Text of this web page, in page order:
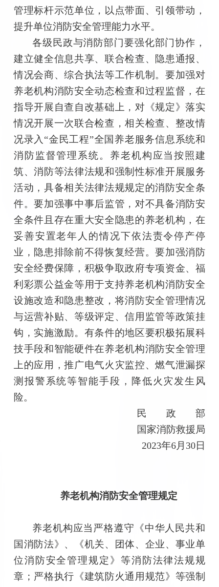
管理标杆示范单位，以点带面、引领带动，
提升单位消防安全管理能力水平。
各级民政与消防部门要强化部门协作，
建立健全信息共享、联合检查、隐患通报、
情况会商、综合执法等工作机制。要加强对
养老机构消防安全动态检查和过程监督，在
指导开展自查自改基础上，对《规定》落实
情况开展一次联合检查，相关检查、整改情
况录入“金民工程”全国养老服务信息系统和
消防监督管理系统。养老机构应当按照建
筑、消防等法律法规和强制性标准开展服务
活动，具备相关法律法规规定的消防安全条
件。要加强事中事后监管，对不具备消防安
全条件且存在重大安全隐患的养老机构，在
妥善安置老年人的情况下依法责令停产停
业，隐患排除前不得恢复经营。要加强消防
安全经费保障，积极争取政府专项资金、福
利彩票公益金等用于支持养老机构消防安全
设施改造和隐患整改，将消防安全管理情况
与运营补贴、等级评定、信用监管等政策挂
钩，实施激励。有条件的地区要积极拓展科
技手段和智能硬件在养老机构消防安全管理
上的应用，推广电气火灾监控、燃气泄漏探
测报警系统等智能手段，降低火灾发生风
险。
民 政 部
国家消防救援局
2023年6月30日
养老机构消防安全管理规定
养老机构应当严格遵守《中华人民共和
国消防法》、《机关、团体、企业、事业单
位消防安全管理规定》等消防法律法规规
章；严格执行《建筑防火通用规范》等强制